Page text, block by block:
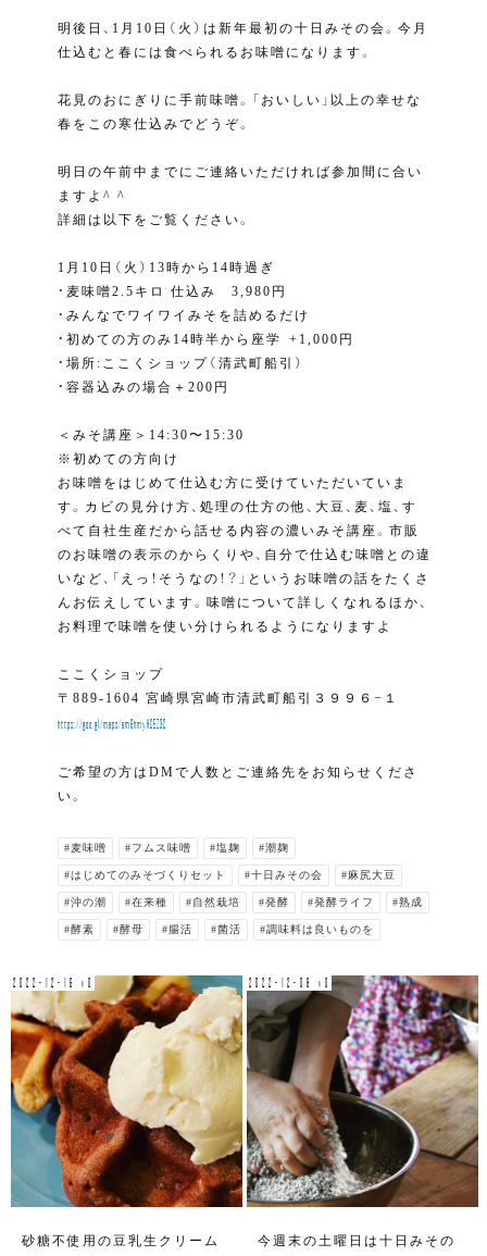
明後日、1月10日（火）は新年最初の十日みその会。今月
仕込むと春には食べられるお味噌になります。
花見のおにぎりに手前味噌。「おいしい」以上の幸せな
春をこの寒仕込みでどうぞ。
明日の午前中までにご連絡いただければ参加間に合い
ますよ^ ^
詳細は以下をご覧ください。
1月10日（火）13時から14時過ぎ⁣
・麦味噌2.5キロ 仕込み 3,980円⁣
・みんなでワイワイみそを詰めるだけ⁣
・初めての方のみ14時半から座学⁣ +1,000円
・場所:ここくショップ（清武町船引）⁣
⁣・容器込みの場合＋200円⁣
＜みそ講座＞14:30〜15:30
※初めての方向け
お味噌をはじめて仕込む方に受けていただいていま
す。カビの見分け方、処理の仕方の他、大豆、麦、塩、す
べて自社生産だから話せる内容の濃いみそ講座。市販
のお味噌の表示のからくりや、自分で仕込む味噌との違
いなど、「えっ！そうなの！？」というお味噌の話をたくさ
んお伝えしています。味噌について詳しくなれるほか、
お料理で味噌を使い分けられるようになりますよ
ここくショップ
〒889-1604 宮崎県宮崎市清武町船引３９９６−１
https://goo.gl/maps/am6hmyHCEZ32
ご希望の方はDMで人数とご連絡先をお知らせくださ
い。
#麦味噌 #フムス味噌 #塩麹 #潮麹
#はじめてのみそづくりセット #十日みその会 #麻尻大豆
#沖の潮 #在来種 #自然栽培 #発酵 #発酵ライフ #熟成
#酵素 #酵母 #腸活 #菌活 #調味料は良いものを
2022-12-16 v0
砂糖不使用の豆乳生クリーム
2022-12-08 v0
今週末の土曜日は十日みその